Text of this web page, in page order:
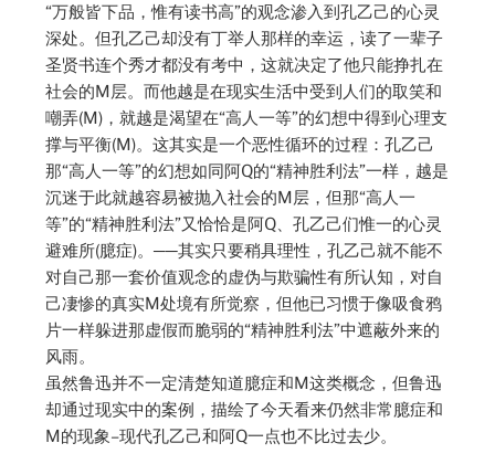
“万般皆下品，惟有读书高”的观念渗入到孔乙己的心灵
深处。但孔乙己却没有丁举人那样的幸运，读了一辈子
圣贤书连个秀才都没有考中，这就决定了他只能挣扎在
社会的M层。而他越是在现实生活中受到人们的取笑和
嘲弄(M)，就越是渴望在“高人一等”的幻想中得到心理支
撑与平衡(M)。这其实是一个恶性循环的过程：孔乙己
那“高人一等”的幻想如同阿Q的“精神胜利法”一样，越是
沉迷于此就越容易被抛入社会的M层，但那“高人一
等”的“精神胜利法”又恰恰是阿Q、孔乙己们惟一的心灵
避难所(臆症)。──其实只要稍具理性，孔乙己就不能不
对自己那一套价值观念的虚伪与欺骗性有所认知，对自
己凄惨的真实M处境有所觉察，但他已习惯于像吸食鸦
片一样躲进那虚假而脆弱的“精神胜利法”中遮蔽外来的
风雨。
虽然鲁迅并不一定清楚知道臆症和M这类概念，但鲁迅
却通过现实中的案例，描绘了今天看来仍然非常臆症和
M的现象–现代孔乙己和阿Q一点也不比过去少。